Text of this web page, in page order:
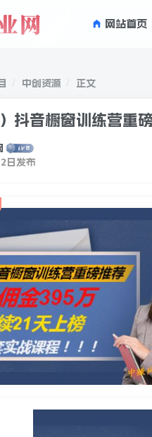
网站首页
中创资源 正文
抖音橱窗训练营重
日发布